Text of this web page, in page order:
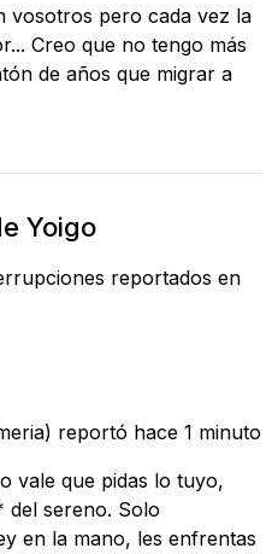
vosotros pero cada vez la
Creo que no tengo más
de años que migrar a
Yoigo
reportados en
reportó hace 1 minuto
vale que pidas lo tuyo,
sereno. Solo
en la mano, les enfrentas